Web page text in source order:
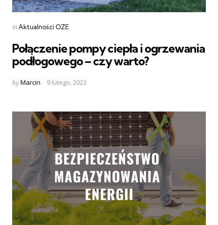
Categories
Posted
inAktualności OZE
Połączenie pompy ciepła i ogrzewania
podłogowego – czy warto?
Posted
byMarcin 9 lutego, 2023